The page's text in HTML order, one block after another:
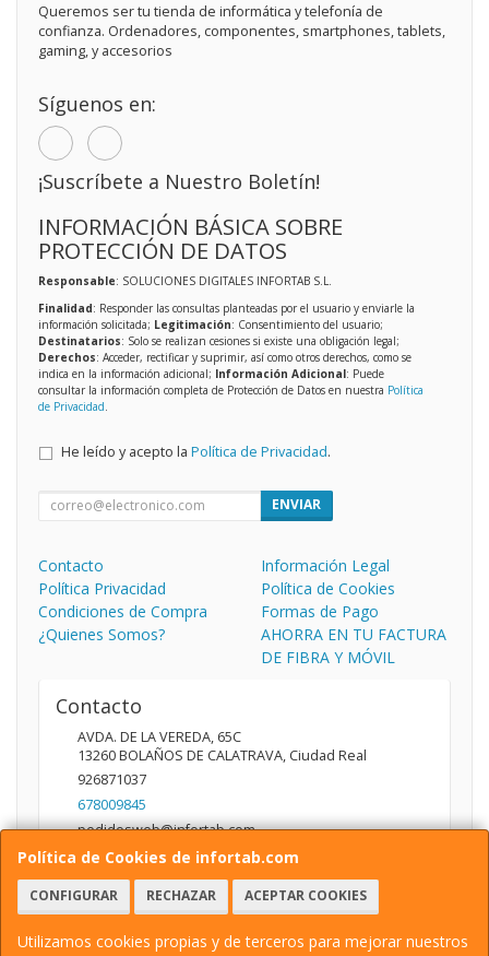
Política de Cookies de infortab.com
CONFIGURAR RECHAZAR ACEPTAR COOKIES
Utilizamos cookies propias y de terceros para mejorar nuestros
Queremos ser tu tienda de informática y telefonía de
confianza. Ordenadores, componentes, smartphones, tablets,
gaming, y accesorios
Síguenos en:
¡Suscríbete a Nuestro Boletín!
INFORMACIÓN BÁSICA SOBRE
PROTECCIÓN DE DATOS
Responsable: SOLUCIONES DIGITALES INFORTAB S.L.
Finalidad: Responder las consultas planteadas por el usuario y enviarle la
información solicitada; Legitimación: Consentimiento del usuario;
Destinatarios: Solo se realizan cesiones si existe una obligación legal;
Derechos: Acceder, rectificar y suprimir, así como otros derechos, como se
indica en la información adicional; Información Adicional: Puede
consultar la información completa de Protección de Datos en nuestra Política
de Privacidad.
He leído y acepto la Política de Privacidad.
ENVIAR
Contacto
Información Legal
Política Privacidad
Política de Cookies
Condiciones de Compra
Formas de Pago
¿Quienes Somos?
AHORRA EN TU FACTURA
DE FIBRA Y MÓVIL
Contacto
AVDA. DE LA VEREDA, 65C
13260BOLAÑOS DE CALATRAVA, Ciudad Real
926871037
678009845
pedidosweb@infortab.com
Horario
10:00 A 14:00 17:00 A 20:30